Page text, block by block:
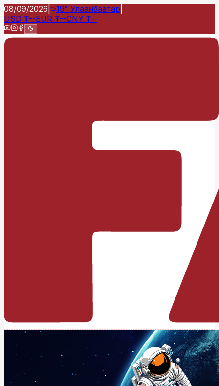
08/09/2026 19° Улаанбаатар
USD ₮--EUR ₮--CNY ₮--